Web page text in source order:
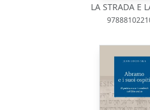
LA STRADA E